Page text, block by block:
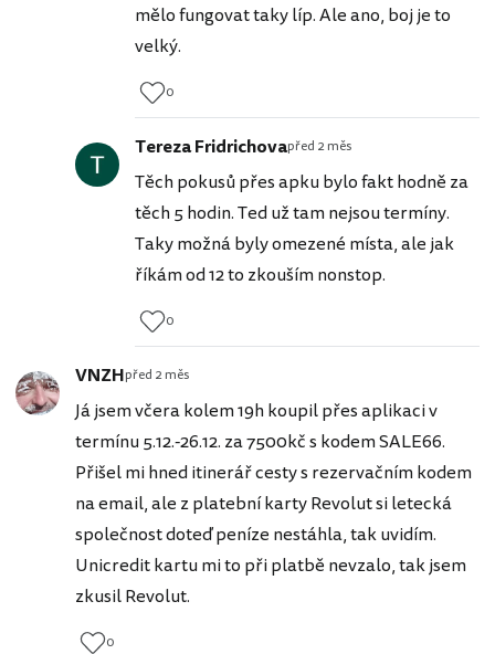
mělo fungovat taky líp. Ale ano, boj je to
velký.
0
Tereza Fridrichovapřed 2 měs
Těch pokusů přes apku bylo fakt hodně za
těch 5 hodin. Ted už tam nejsou termíny.
Taky možná byly omezené místa, ale jak
říkám od 12 to zkouším nonstop.
0
VNZHpřed 2 měs
Já jsem včera kolem 19h koupil přes aplikaci v
termínu 5.12.-26.12. za 7500kč s kodem SALE66.
Přišel mi hned itinerář cesty s rezervačním kodem
na email, ale z platební karty Revolut si letecká
společnost doteď peníze nestáhla, tak uvidím.
Unicredit kartu mi to při platbě nevzalo, tak jsem
zkusil Revolut.
0